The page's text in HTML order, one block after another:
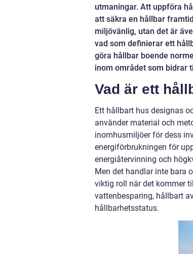
utmaningar. Att uppföra
att säkra en hållbar
miljövänlig, utan det är
vad som definierar ett
göra hållbar boende
inom området som bidrar
Vad är ett
Ett hållbart hus designas
använder material och
inomhusmiljöer för dess
energiförbrukningen för
energiåtervinning och
Men det handlar inte bara
viktig roll när det kommer
vattenbesparing, hållbart
hållbarhetsstatus.